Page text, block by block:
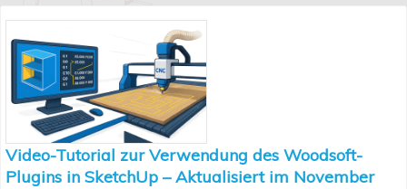
Video-Tutorial zur Verwendung des Woodsoft-
Plugins in SketchUp – Aktualisiert im November